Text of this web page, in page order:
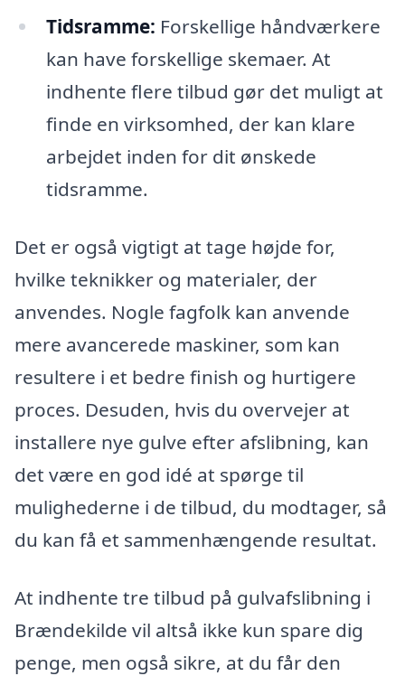
Tidsramme: Forskellige håndværkere
kan have forskellige skemaer. At
indhente flere tilbud gør det muligt at
finde en virksomhed, der kan klare
arbejdet inden for dit ønskede
tidsramme.
Det er også vigtigt at tage højde for,
hvilke teknikker og materialer, der
anvendes. Nogle fagfolk kan anvende
mere avancerede maskiner, som kan
resultere i et bedre finish og hurtigere
proces. Desuden, hvis du overvejer at
installere nye gulve efter afslibning, kan
det være en god idé at spørge til
mulighederne i de tilbud, du modtager, så
du kan få et sammenhængende resultat.
At indhente tre tilbud på gulvafslibning i
Brændekilde vil altså ikke kun spare dig
penge, men også sikre, at du får den